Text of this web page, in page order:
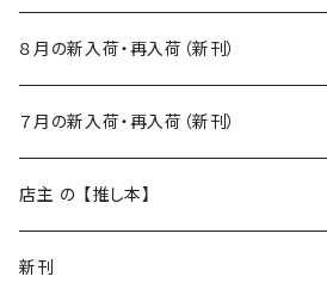
８月の新入荷・再入荷（新刊）
新入荷
再入荷
７月の新入荷・再入荷（新刊）
新入荷
再入荷
店主 の 【推し本】
新刊